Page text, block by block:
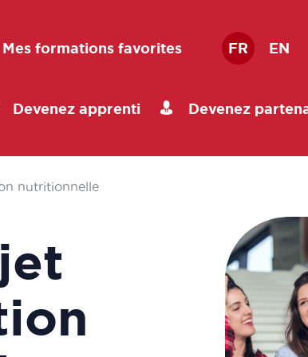
Mes formations favorites FR EN
Devenez apprenti Devenez
nutritionnelle